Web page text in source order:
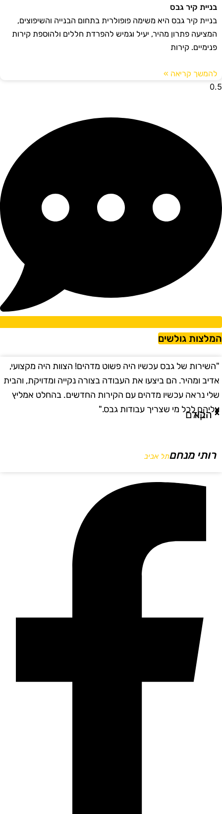
בניית קיר גבס
בניית קיר גבס היא משימה פופולרית בתחום הבנייה והשיפוצים,
המציעה פתרון מהיר, יעיל וגמיש להפרדת חללים ולהוספת קירות
פנימיים. קירות
להמשך קריאה »
גולשים
"השירות של גבס עכשיו היה פשוט מדהים! הצוות היה מקצועי,
אדיב ומהיר. הם ביצעו את העבודה בצורה נקייה ומדויקת, והבית
שלי נראה עכשיו מדהים עם הקירות החדשים. בהחלט אמליץ
עליהם לכל מי שצריך עבודות גבס."
רותי מנחםתל אביב
הקודם
הבא